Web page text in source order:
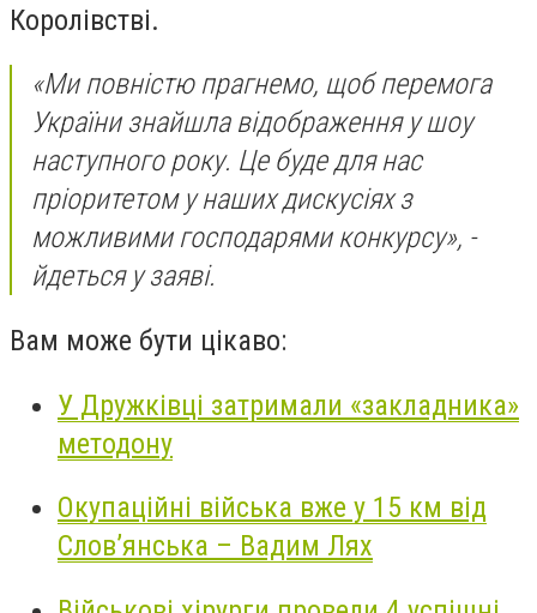
Королівстві.
«Ми повністю прагнемо, щоб перемога
України знайшла відображення у шоу
наступного року. Це буде для нас
пріоритетом у наших дискусіях з
можливими господарями конкурсу», -
йдеться у заяві.
Вам може бути цікаво:
У Дружківці затримали «закладника»
методону
Окупаційні війська вже у 15 км від
Слов’янська – Вадим Лях